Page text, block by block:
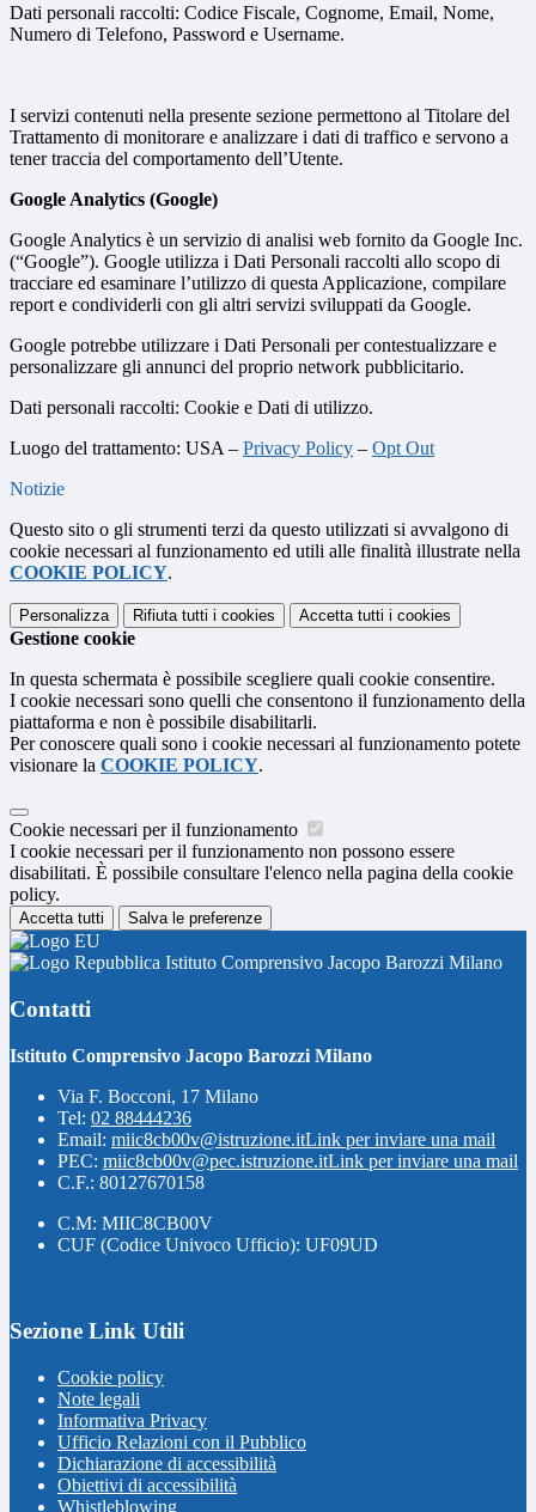
Dati personali raccolti: Codice Fiscale, Cognome, Email, Nome,
Numero di Telefono, Password e Username.
I servizi contenuti nella presente sezione permettono al Titolare del
Trattamento di monitorare e analizzare i dati di traffico e servono a
tener traccia del comportamento dell’Utente.
Google Analytics (Google)
Google Analytics è un servizio di analisi web fornito da Google Inc.
(“Google”). Google utilizza i Dati Personali raccolti allo scopo di
tracciare ed esaminare l’utilizzo di questa Applicazione, compilare
report e condividerli con gli altri servizi sviluppati da Google.
Google potrebbe utilizzare i Dati Personali per contestualizzare e
personalizzare gli annunci del proprio network pubblicitario.
Dati personali raccolti: Cookie e Dati di utilizzo.
Luogo del trattamento: USA – Privacy Policy – Opt Out
Notizie
Questo sito o gli strumenti terzi da questo utilizzati si avvalgono di
cookie necessari al funzionamento ed utili alle finalità illustrate nella
COOKIE POLICY.
Personalizza Rifiuta tutti i cookies Accetta tutti i cookies
Gestione cookie
In questa schermata è possibile scegliere quali cookie consentire.
I cookie necessari sono quelli che consentono il funzionamento della
piattaforma e non è possibile disabilitarli.
Per conoscere quali sono i cookie necessari al funzionamento potete
visionare la COOKIE POLICY.
Cookie necessari per il funzionamento
I cookie necessari per il funzionamento non possono essere
disabilitati. È possibile consultare l'elenco nella pagina della cookie
policy.
Accetta tutti Salva le preferenze
Istituto Comprensivo Jacopo Barozzi Milano
Contatti
Istituto Comprensivo Jacopo Barozzi Milano
Via F. Bocconi, 17 Milano
Tel: 02 88444236
Email: miic8cb00v@istruzione.itLink per inviare una mail
PEC: miic8cb00v@pec.istruzione.itLink per inviare una mail
C.F.: 80127670158
C.M: MIIC8CB00V
CUF (Codice Univoco Ufficio): UF09UD
Sezione Link Utili
Cookie policy
Note legali
Informativa Privacy
Ufficio Relazioni con il Pubblico
Dichiarazione di accessibilità
Obiettivi di accessibilità
Whistleblowing